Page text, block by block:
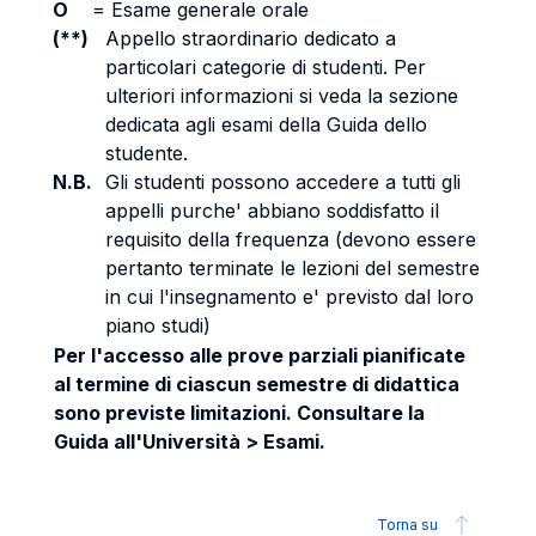
O = Esame generale orale
(**)
Appello straordinario dedicato a
particolari categorie di studenti. Per
ulteriori informazioni si veda la sezione
dedicata agli esami della Guida dello
studente.
N.B. Gli studenti possono accedere a tutti gli
appelli purche' abbiano soddisfatto il
requisito della frequenza (devono essere
pertanto terminate le lezioni del semestre
in cui l'insegnamento e' previsto dal loro
piano studi)
Per l'accesso alle prove parziali pianificate
al termine di ciascun semestre di didattica
sono previste limitazioni. Consultare la
Guida all'Università > Esami.
Torna su